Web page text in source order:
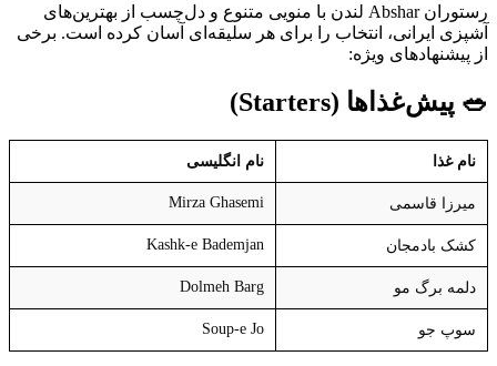
رستوران Abshar لندن با منویی متنوع و دل‌چسب از بهترین‌های
آشپزی ایرانی، انتخاب را برای هر سلیقه‌ای آسان کرده است. برخی
از پیشنهادهای ویژه:
🥗 پیش‌غذاها(Starters)
نام غذا نام انگلیسی
میرزا قاسمی Mirza Ghasemi
کشک بادمجان Kashk-e Bademjan
دلمه برگ مو Dolmeh Barg
سوپ جو Soup-e Jo